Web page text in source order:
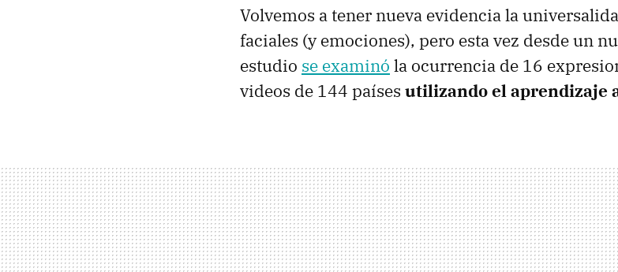
Volvemos a tener nueva evidencia la
faciales (y emociones), pero esta vez desde un
estudio se examinó la ocurrencia de 16
videos de 144 países utilizando el aprendizaje